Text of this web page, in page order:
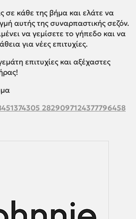
σε κάθε της βήμα και ελάτε να
αυτής της συναρπαστικής σεζόν.
να γεμίσετε το γήπεδο και να
για νέες επιτυχίες.
επιτυχίες και αξέχαστες